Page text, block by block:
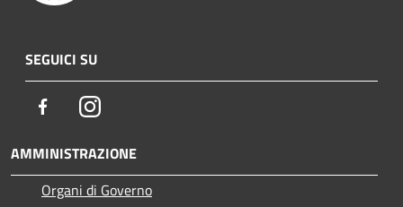
SEGUICI SU
FacebookInstagram
AMMINISTRAZIONE
Organi di Governo